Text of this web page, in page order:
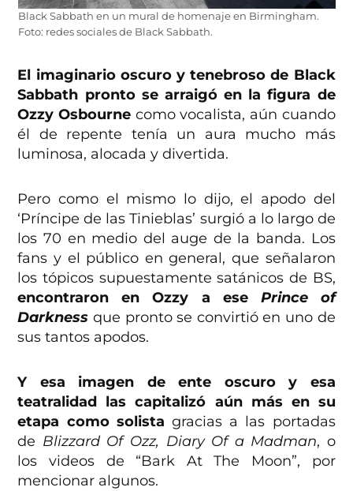
Black Sabbath en un mural de homenaje en Birmingham.
Foto: redes sociales de Black Sabbath.
El imaginario oscuro y tenebroso de Black
Sabbath pronto se arraigó en la figura de
Ozzy Osbourne como vocalista, aún cuando
él de repente tenía un aura mucho más
luminosa, alocada y divertida.
Pero como el mismo lo dijo, el apodo del
‘Príncipe de las Tinieblas’ surgió a lo largo de
los 70 en medio del auge de la banda. Los
fans y el público en general, que señalaron
los tópicos supuestamente satánicos de BS,
encontraron en Ozzy a ese Prince of
Darkness que pronto se convirtió en uno de
sus tantos apodos.
Y esa imagen de ente oscuro y esa
teatralidad las capitalizó aún más en su
etapa como solista gracias a las portadas
de Blizzard Of Ozz, Diary Of a Madman, o
los videos de “Bark At The Moon”, por
mencionar algunos.